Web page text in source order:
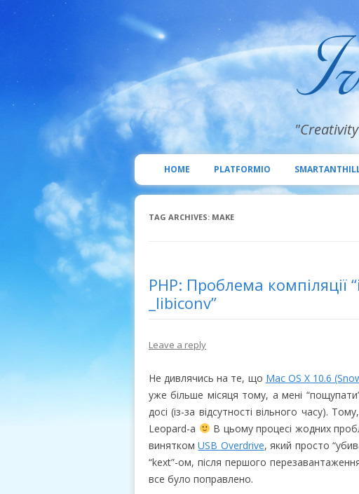
HOME PLATFORMIO
TAG ARCHIVES: MAKE
PHP: Проблема компіляції
_libiconv”
Leave a reply
Не дивлячись на те, що Mac OS X 10.6
уже більше місяця тому, а мені
досі (із-за відсутності вільного часу).
Leopard-а
В цьому процесі жодних
виняткомUSB Overdrive, який просто
“kext”-ом, після першого
все було поправлено.